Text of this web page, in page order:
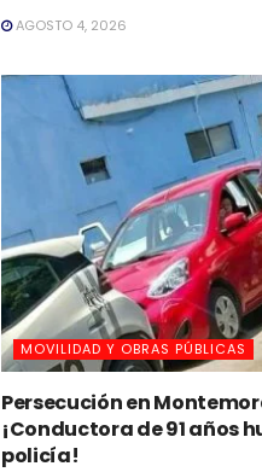
AGOSTO 4, 2026
MOVILIDAD Y OBRAS PÚBLICAS
Persecución en
¡Conductora de 91 años
policía!